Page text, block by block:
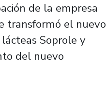
de la empresa
transformó el nuevo
Soprole y
del nuevo